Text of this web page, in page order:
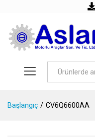
Başlangıç / CV6Q6600AA